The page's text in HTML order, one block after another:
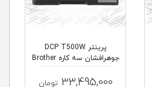
پرینتر DCP T500W
جوهرافشان سه کاره Brother
33,495,000 تومان